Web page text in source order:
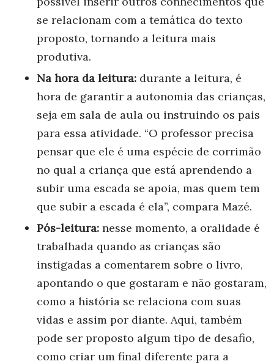
se relacionam com a temática do texto
proposto, tornando a leitura mais
produtiva.
Na hora da leitura: durante a leitura, é
hora de garantir a autonomia das crianças,
seja em sala de aula ou instruindo os pais
para essa atividade. “O professor precisa
pensar que ele é uma espécie de corrimão
no qual a criança que está aprendendo a
subir uma escada se apoia, mas quem tem
que subir a escada é ela”, compara Mazé.
Pós-leitura: nesse momento, a oralidade é
trabalhada quando as crianças são
instigadas a comentarem sobre o livro,
apontando o que gostaram e não gostaram,
como a história se relaciona com suas
vidas e assim por diante. Aqui, também
pode ser proposto algum tipo de desafio,
como criar um final diferente para a